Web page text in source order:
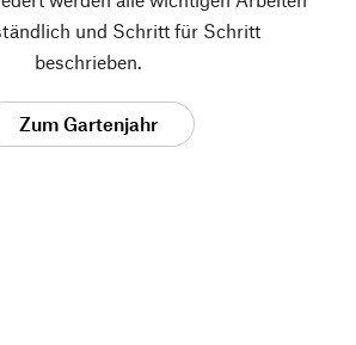
und Schritt für Schritt
beschrieben.
Zum Gartenjahr